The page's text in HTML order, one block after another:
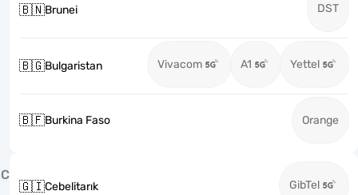
🇧🇳Brunei DST
🇧🇬Bulgaristan Vivacom A1 Yettel
🇧🇫Burkina Faso Orange
C
🇬🇮Cebelitarık GibTel